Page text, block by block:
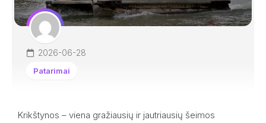
2026-06-28
Patarimai
Krikštynos – viena gražiausių ir jautriausių šeimos